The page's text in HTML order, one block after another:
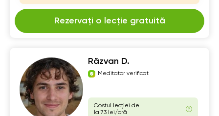
Rezervați o lecție gratuită
Răzvan D.
Meditator verificat
Costul lecției de
la 73 lei/oră